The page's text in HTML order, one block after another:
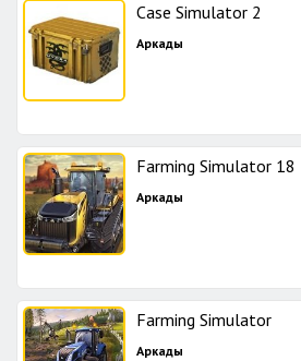
Case Simulator 2
Аркады
Farming Simulator 18
Аркады
Farming Simulator
Аркады